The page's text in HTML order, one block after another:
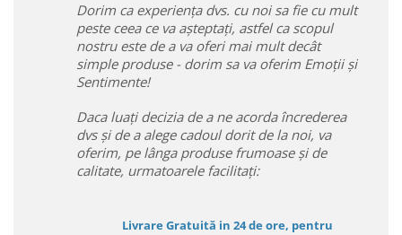
Dorim ca experiența dvs. cu noi sa fie cu mult
peste ceea ce va așteptați, astfel ca scopul
nostru este de a va oferi mai mult decât
simple produse - dorim sa va oferim Emoții și
Sentimente!
Daca luați decizia de a ne acorda încrederea
dvs și de a alege cadoul dorit de la noi, va
oferim, pe lânga produse frumoase și de
calitate, urmatoarele facilitați:
Livrare Gratuită in 24 de ore, pentru